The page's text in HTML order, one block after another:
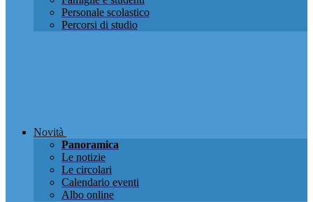
Personale scolastico
Percorsi di studio
Novità
Panoramica
Le notizie
Le circolari
Calendario eventi
Albo online